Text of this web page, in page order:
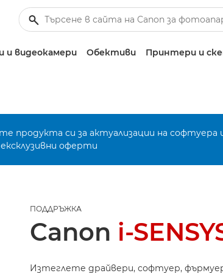
видеокамери Обективи Принтери и
продукта си за актуализации на софтуера
оферти
ПОДДРЪЖКА
Canon i-
Изтеглете драйвери, софтуер,